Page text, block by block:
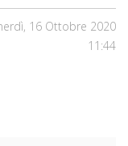
16 Ottobre 2020
11:44